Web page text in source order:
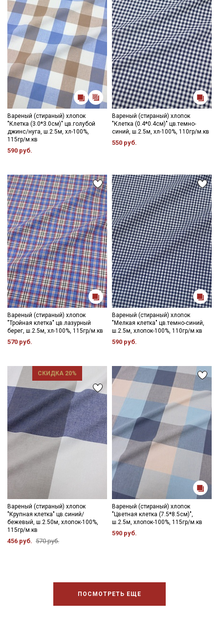
Вареный (стираный) хлопок
"Клетка (3.0*3.0см)" цв.голубой
джинс/нуга, ш.2.5м, хл-100%,
115гр/м.кв
590 руб.
Вареный (стираный) хлопок
"Клетка (0.4*0.4см)" цв.темно-
синий, ш.2.5м, хл-100%, 110гр/м.кв
550 руб.
Вареный (стираный) хлопок
"Тройная клетка" цв.лазурный
берег, ш.2.5м, хл-100%, 115гр/м.кв
570 руб.
Вареный (стираный) хлопок
"Мелкая клетка" цв.темно-синий,
ш.2.5м, хлопок-100%, 110гр/м.кв
590 руб.
СКИДКА 20%
Вареный (стираный) хлопок
"Крупная клетка" цв.синий/
бежевый, ш.2.50м, хлопок-100%,
115гр/м.кв
456 руб. 570 руб.
Вареный (стираный) хлопок
"Цветная клетка (7.5*8.5см)",
ш.2.5м, хлопок-100%, 115гр/м.кв
590 руб.
ПОСМОТРЕТЬ ЕЩЕ
данных
Даю
Согласие на получение рекламных и
информационных рассылок